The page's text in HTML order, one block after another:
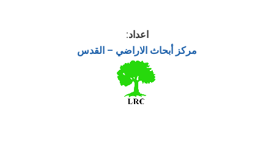
اعداد:
مركز أبحاث الاراضي – القدس